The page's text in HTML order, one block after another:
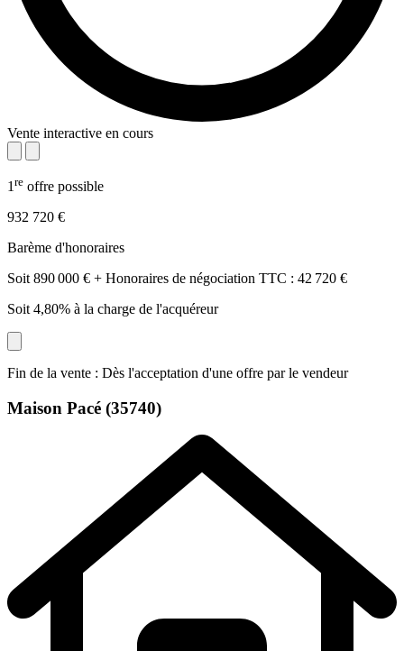
Vente interactive en cours
1 re offre possible
932 720 €
Barème d'honoraires
Soit 890 000 € + Honoraires de négociation TTC : 42 720 €
Soit 4,80% à la charge de l'acquéreur
Fin de la vente : Dès l'acceptation d'une offre par le vendeur
Maison Pacé (35740)